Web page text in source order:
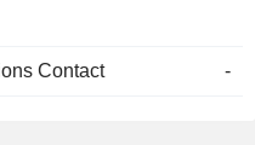
Contact -